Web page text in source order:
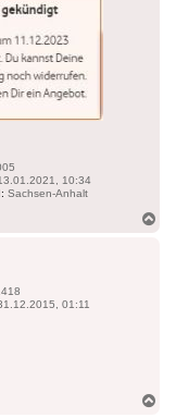
10:34
Sachsen-Anhalt
01:11